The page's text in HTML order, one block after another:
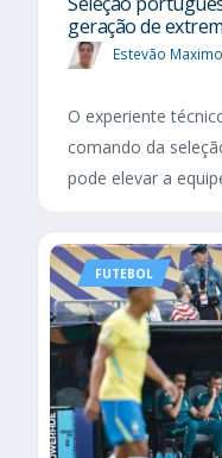
geração de
Estevão Maximo
O experiente
comando da
pode elevar a
FUTEBOL